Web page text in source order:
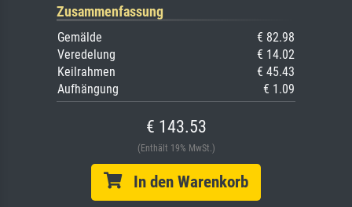
Zusammenfassung
Gemälde
€ 82.98
Veredelung
€ 14.02
Keilrahmen
€ 45.43
Aufhängung
€ 1.09
€ 143.53
(Enthält 19% MwSt.)
In den Warenkorb